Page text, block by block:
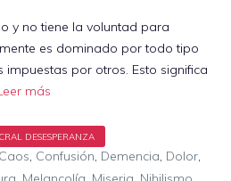
y no tiene la voluntad para
es dominado por todo tipo
por otros. Esto significa
más
Caos, Confusión, Demencia, Dolor,